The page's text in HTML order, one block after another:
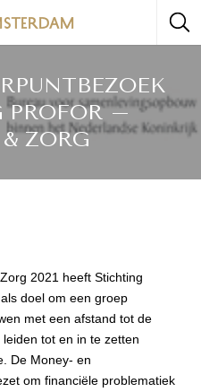
–
ZORG
2021 heeft Stichting
doel om een groep
met een afstand tot de
tot en in te zetten
De Money- en
om financiële problematiek